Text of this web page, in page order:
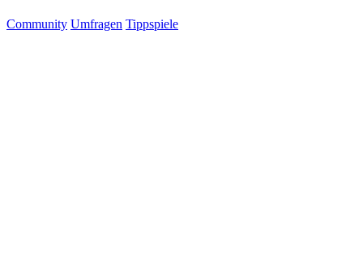
Community Umfragen Tippspiele